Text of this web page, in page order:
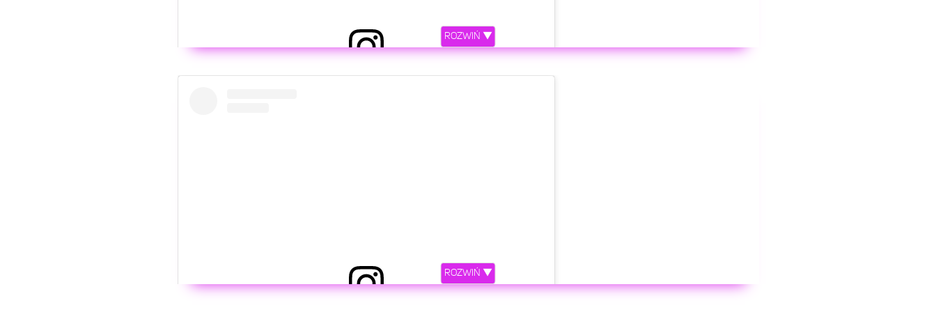
Post udostępniony przez کلوزآپ سلبریتی‌ها💕 (@celebrrity_closeup)
ROZWIŃ ▼
ROZWIŃ ▼